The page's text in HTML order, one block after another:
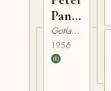
Pan
137 Gotlandsruss
1956